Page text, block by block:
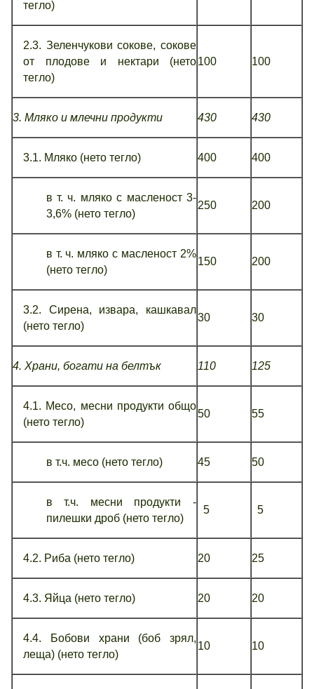
тегло)
2.3. Зеленчукови сокове, сокове
от плодове и нектари (нето
тегло)
100 100
3. Мляко и млечни продукти 430 430
3.1. Мляко (нето тегло) 400 400
в т. ч. мляко с масленост 3-
3,6% (нето тегло)
250 200
в т. ч. мляко с масленост 2%
(нето тегло)
150 200
3.2. Сирена, извара, кашкавал
(нето тегло)
30 30
4. Храни, богати на белтък 110 125
4.1. Месо, месни продукти общо
(нето тегло)
50 55
в т.ч. месо (нето тегло) 45 50
в т.ч. месни продукти -
пилешки дроб (нето тегло)
5 5
4.2. Риба (нето тегло) 20 25
4.3. Яйца (нето тегло) 20 20
4.4. Бобови храни (боб зрял,
леща) (нето тегло)
10 10